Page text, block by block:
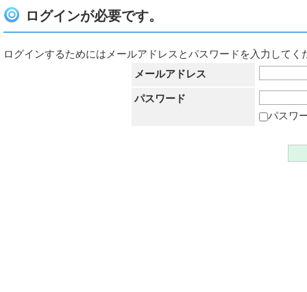
ログインが必要です。
ログインするためにはメールアドレスとパスワードを入力してく
メールアドレス
パスワード
パスワ